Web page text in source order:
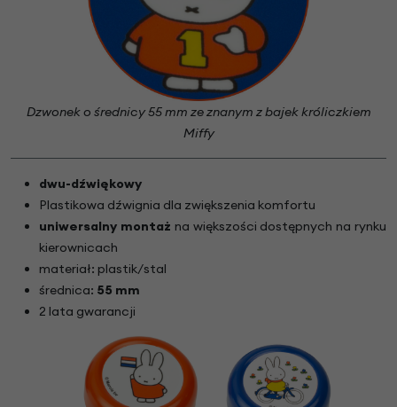
Dzwonek o średnicy 55 mm ze znanym z bajek króliczkiem
Miffy
dwu-dźwiękowy
Plastikowa dźwignia dla zwiększenia komfortu
uniwersalny montaż na większości dostępnych na rynku
kierownicach
materiał: plastik/stal
średnica: 55 mm
2 lata gwarancji